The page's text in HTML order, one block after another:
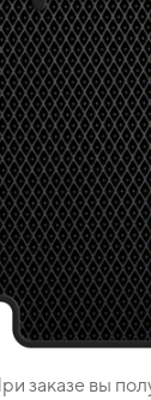
заказе вы